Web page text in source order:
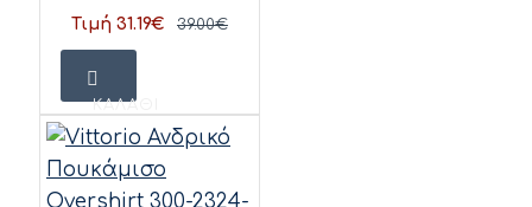
Τιμή 31.19€ 39.00€
ΚΑΛΆΘΙ